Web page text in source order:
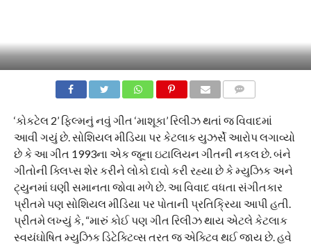
‘કોકટેલ 2’ ફિલ્મનું નવું ગીત ‘માશૂકા’ રિલીઝ થતાં જ વિવાદમાં
આવી ગયું છે. સોશિયલ મીડિયા પર કેટલાક યુઝર્સે આરોપ લગાવ્યો
છે કે આ ગીત 1993ના એક જૂના ઇટાલિયન ગીતની નકલ છે. બંને
ગીતોની ક્લિપ્સ શેર કરીને લોકો દાવો કરી રહ્યા છે કે મ્યુઝિક અને
ટ્યુનમાં ઘણી સમાનતા જોવા મળે છે. આ વિવાદ વધતા સંગીતકાર
પ્રીતમે પણ સોશિયલ મીડિયા પર પોતાની પ્રતિક્રિયા આપી હતી.
પ્રીતમે લખ્યું કે, “મારું કોઈ પણ ગીત રિલીઝ થાય એટલે કેટલાક
સ્વયંઘોષિત મ્યુઝિક ડિટેક્ટિવ્સ તરત જ એક્ટિવ થઈ જાય છે. હવે